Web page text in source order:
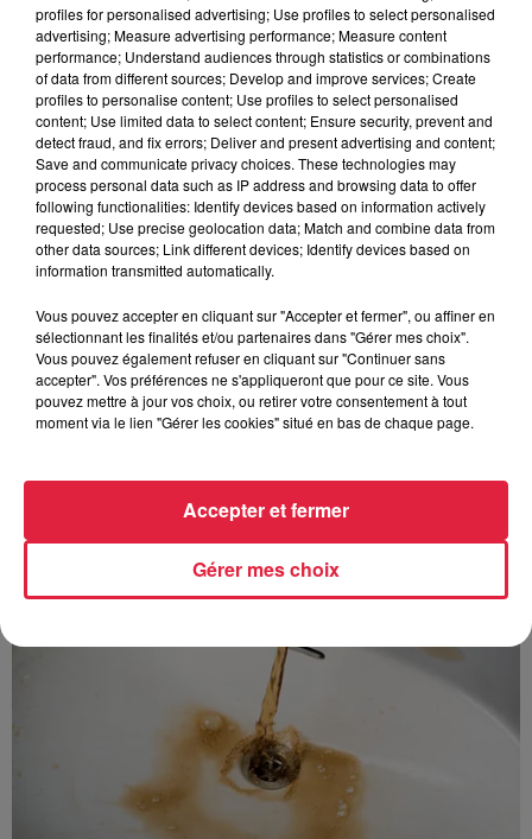
6 août 2026
Tags antisémites à Strasbourg :
Catherine Trautmann réagit
6 août 2026
Au zoo de Mulhouse : rencontre
avec les flamants rouges
profiles for personalised advertising; Use profiles to select personalised
advertising; Measure advertising performance; Measure content
performance; Understand audiences through statistics or combinations
of data from different sources; Develop and improve services; Create
profiles to personalise content; Use profiles to select personalised
content; Use limited data to select content; Ensure security, prevent and
detect fraud, and fix errors; Deliver and present advertising and content;
Save and communicate privacy choices. These technologies may
process personal data such as IP address and browsing data to offer
following functionalities: Identify devices based on information actively
requested; Use precise geolocation data; Match and combine data from
other data sources; Link different devices; Identify devices based on
information transmitted automatically.
Vous pouvez accepter en cliquant sur "Accepter et fermer", ou affiner en
sélectionnant les finalités et/ou partenaires dans "Gérer mes choix".
Vous pouvez également refuser en cliquant sur "Continuer sans
accepter". Vos préférences ne s'appliqueront que pour ce site. Vous
pouvez mettre à jour vos choix, ou retirer votre consentement à tout
moment via le lien "Gérer les cookies" situé en bas de chaque page.
Gérer mes choix
Accepter et fermer